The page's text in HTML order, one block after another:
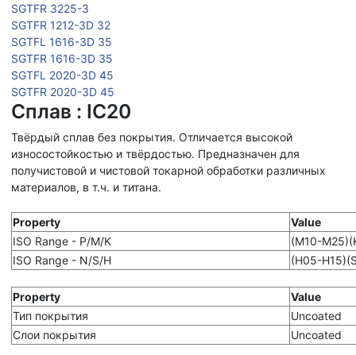
SGTFR 3225-3
SGTFR 1212-3D 32
SGTFL 1616-3D 35
SGTFR 1616-3D 35
SGTFL 2020-3D 45
SGTFR 2020-3D 45
Сплав : IC20
Твёрдый сплав без покрытия. Отличается высокой
износостойкостью и твёрдостью. Предназначен для
получистовой и чистовой токарной обработки различных
материалов, в т.ч. и титана.
Property
Value
ISO Range - P/M/K
(M10-
ISO Range - N/S/H
(H05-
Property
Value
Тип покрытия
Uncoated
Слои покрытия
Uncoated